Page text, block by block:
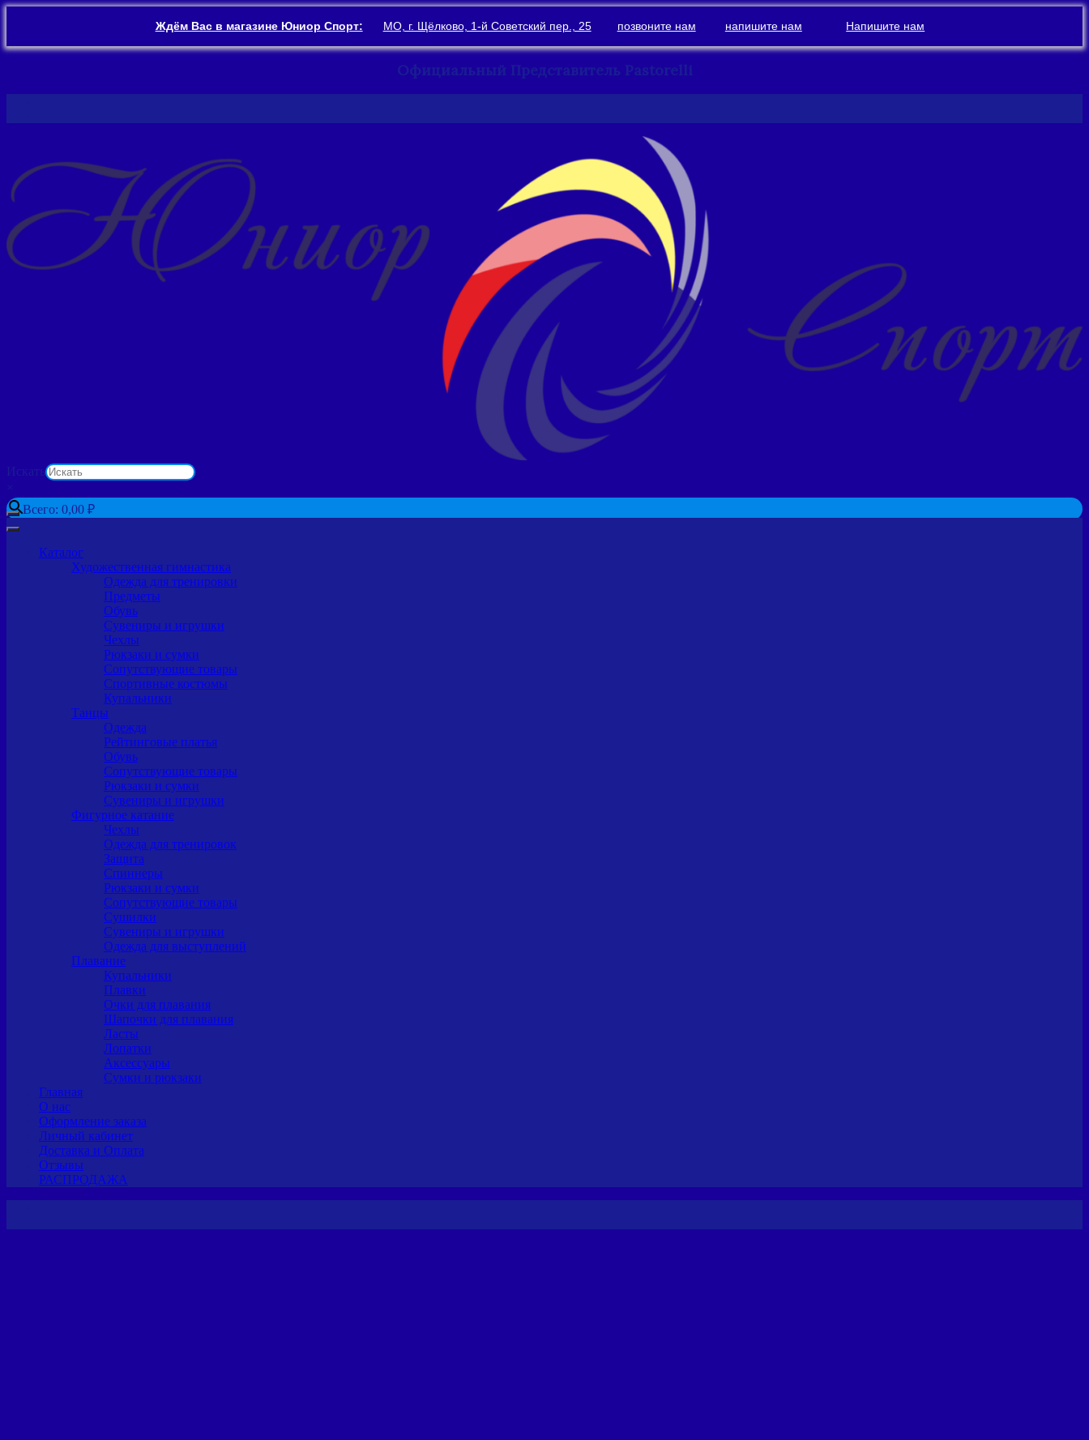
Ждём Вас в магазине Юниор Спорт: МО, г. Щёлково, 1-й Советский пер., 25 позвоните нам напишите нам Напишите нам
Официальный Представитель Pastorelli
Искать
×
Всего: 0,00 ₽
Каталог
Художественная гимнастика
Одежда для тренировки
Предметы
Обувь
Сувениры и игрушки
Чехлы
Рюкзаки и сумки
Сопутствующие товары
Спортивные костюмы
Купальники
Танцы
Одежда
Рейтинговые платья
Обувь
Сопутствующие товары
Рюкзаки и сумки
Сувениры и игрушки
Фигурное катание
Чехлы
Одежда для тренировок
Защита
Спиннеры
Рюкзаки и сумки
Сопутствующие товары
Сушилки
Сувениры и игрушки
Одежда для выступлений
Плавание
Купальники
Плавки
Очки для плавания
Шапочки для плавания
Ласты
Лопатки
Аксессуары
Сумки и рюкзаки
Главная
О нас
Оформление заказа
Личный кабинет
Доставка и Оплата
Отзывы
РАСПРОДАЖА